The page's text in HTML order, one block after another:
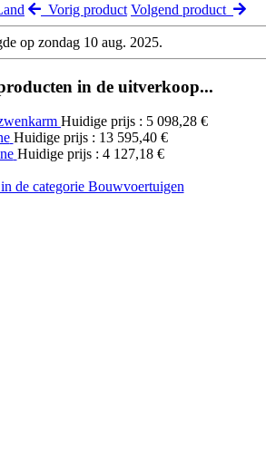
Vorig product Volgend product
op zondag 10 aug. 2025.
in de uitverkoop...
Huidige prijs : 5 098,28 €
Huidige prijs : 13 595,40 €
Huidige prijs : 4 127,18 €
de categorie Bouwvoertuigen